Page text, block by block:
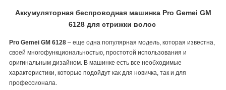
Аккумуляторная беспроводная машинка Pro Gemei GM
6128 для стрижки волос
Pro Gemei GM 6128 – еще одна популярная модель, которая известна,
своей многофункциональностью, простотой использования и
оригинальным дизайном. В машинке есть все необходимые
характеристики, которые подойдут как для новичка, так и для
профессионала.